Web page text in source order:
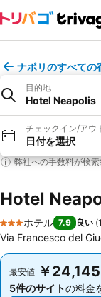
ナポリのすべての
目的地
Hotel Neapolis
チェックイン/アウ
日付を選択
弊社への手数料が検
Hotel
3 ホテルのランク
ホテル 7.9 良い (
Via Francesco del
最安値 ￥24,145
5件のサイトの料金
最安値 ￥24,145
5件のサイトの料金